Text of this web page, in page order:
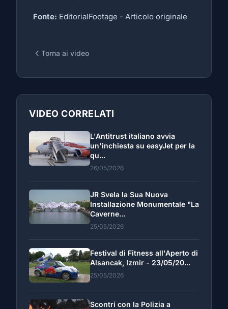
Fonte: EditorialFootage - Articolo originale
Torna ai video
VIDEO CORRELATI
L'Antitrust italiano avvia
un'inchiesta su easyJet per la
qu...
26/05/2026
JR Svela la Sua Nuova
Installazione Monumentale "La
Caverne...
25/05/2026
Festival di Fitness all'Aperto di
Alsancak, Izmir - 23/05/20...
25/05/2026
Scontri con la Polizia a